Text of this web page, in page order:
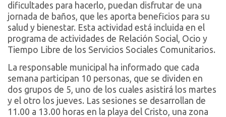
dificultades para hacerlo, puedan disfrutar de una
jornada de baños, que les aporta beneficios para su
salud y bienestar. Esta actividad está incluida en el
programa de actividades de Relación Social, Ocio y
Tiempo Libre de los Servicios Sociales Comunitarios.
La responsable municipal ha informado que cada
semana participan 10 personas, que se dividen en
dos grupos de 5, uno de los cuales asistirá los martes
y el otro los jueves. Las sesiones se desarrollan de
11.00 a 13.00 horas en la playa del Cristo, una zona